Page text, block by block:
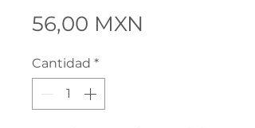
56,00 MXN
Cantidad *